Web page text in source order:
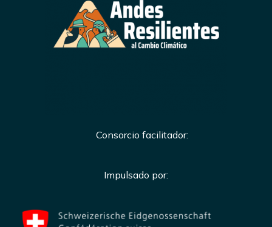
Consorcio facilitador:
Impulsado por: